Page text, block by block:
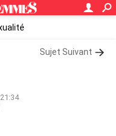
Sujet Suivant